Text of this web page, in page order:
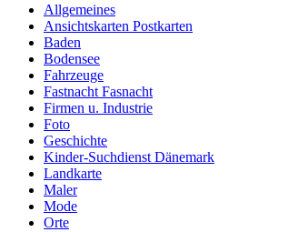
Allgemeines
Ansichtskarten Postkarten
Baden
Bodensee
Fahrzeuge
Fastnacht Fasnacht
Firmen u. Industrie
Foto
Geschichte
Kinder-Suchdienst Dänemark
Landkarte
Maler
Mode
Orte